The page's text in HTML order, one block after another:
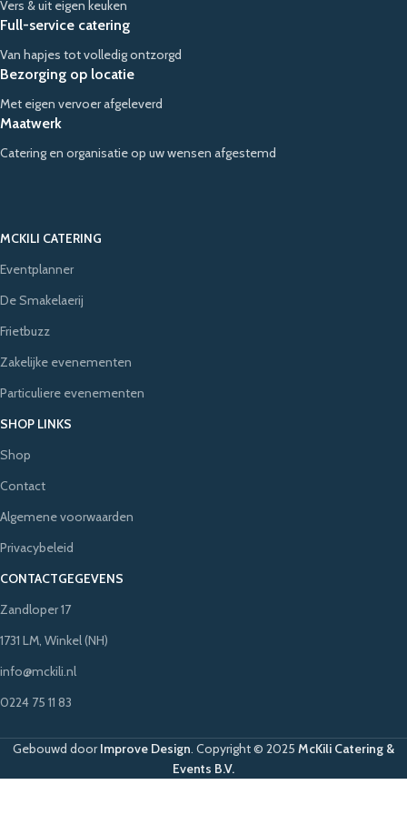
Vers & uit eigen keuken
Full-service catering
Van hapjes tot volledig ontzorgd
Bezorging op locatie
Met eigen vervoer afgeleverd
Maatwerk
Catering en organisatie op uw wensen afgestemd
MCKILI CATERING
Eventplanner
De Smakelaerij
Frietbuzz
Zakelijke evenementen
Particuliere evenementen
SHOP LINKS
Shop
Contact
Algemene voorwaarden
Privacybeleid
CONTACTGEGEVENS
Zandloper 17
1731 LM, Winkel (NH)
info@mckili.nl
0224 75 11 83
Gebouwd doorImprove Design. Copyright © 2025 McKili Catering &
Events B.V.